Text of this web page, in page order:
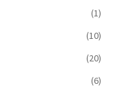
(1)
(10)
(20)
(6)